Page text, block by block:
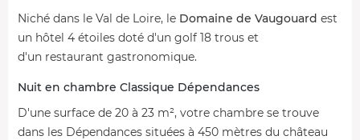
Niché dans le Val de Loire, le Domaine de Vaugouard est
un hôtel 4 étoiles doté d'un golf 18 trous et
d'un restaurant gastronomique.
Nuit en chambre Classique Dépendances
D'une surface de 20 à 23 m², votre chambre se trouve
dans les Dépendances situées à 450 mètres du château